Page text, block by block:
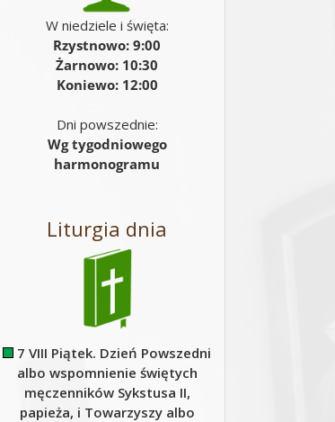
W niedziele i święta:
Rzystnowo: 9:00
Żarnowo: 10:30
Koniewo: 12:00
Dni powszednie:
Wg tygodniowego
harmonogramu
Liturgia dnia
7 VIII Piątek. Dzień Powszedni
albo wspomnienie świętych
męczenników Sykstusa II,
papieża, i Towarzyszy albo